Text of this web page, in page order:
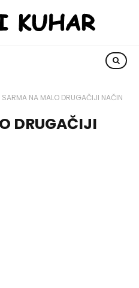
SARMA NA MALO DRUGAČIJI NAČIN
DRUGAČIJI